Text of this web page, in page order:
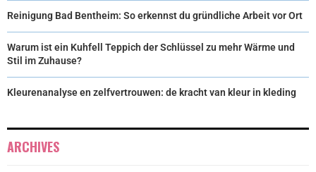
Reinigung Bad Bentheim: So erkennst du gründliche Arbeit vor Ort
Warum ist ein Kuhfell Teppich der Schlüssel zu mehr Wärme und
Stil im Zuhause?
Kleurenanalyse en zelfvertrouwen: de kracht van kleur in kleding
ARCHIVES